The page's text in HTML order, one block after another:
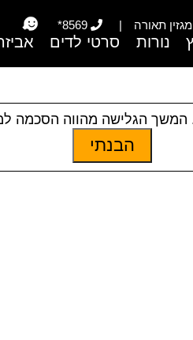
מגזין תאורה |
8569*
נורות סרטי לדים
הגלישה מהווה הסכמה
הבנתי